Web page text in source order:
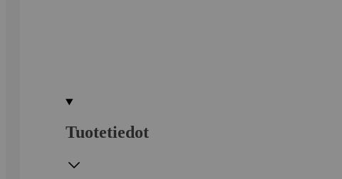
Tuotetiedot